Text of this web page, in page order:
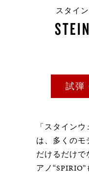
スタイ
試弾
「スタイン
は、多くの
だけるだけ
アノ